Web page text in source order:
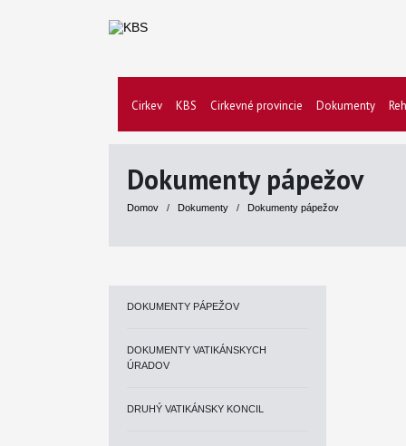
Cirkev KBS Cirkevné provincie Dokumenty
Dokumenty pápežov
Domov / Dokumenty / Dokumenty pápežov
DOKUMENTY PÁPEŽOV
DOKUMENTY VATIKÁNSKYCH
ÚRADOV
DRUHÝ VATIKÁNSKY KONCIL